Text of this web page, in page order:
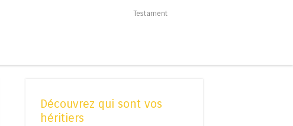
Testament
Découvrez qui sont vos
héritiers